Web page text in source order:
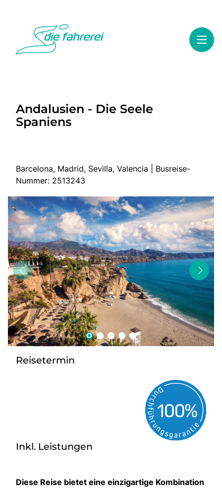
Highlights
Service
Busreisen
Bus mieten
Kontakt
Andalusien - Die Seele
Spaniens
Barcelona, Madrid, Sevilla, Valencia | Busreise-
Nummer: 2513243
Reisetermin
Inkl. Leistungen
Diese Reise bietet eine einzigartige Kombination